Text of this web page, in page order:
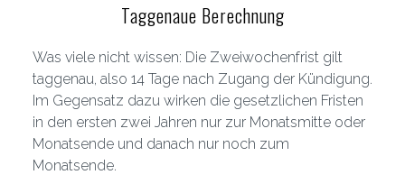
Taggenaue Berechnung
Was viele nicht wissen: Die Zweiwochenfrist gilt
taggenau, also 14 Tage nach Zugang der Kündigung.
Im Gegensatz dazu wirken die gesetzlichen Fristen
in den ersten zwei Jahren nur zur Monatsmitte oder
Monatsende und danach nur noch zum
Monatsende.